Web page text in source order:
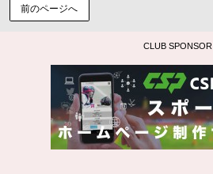
前のページへ
CLUB SPONSOR